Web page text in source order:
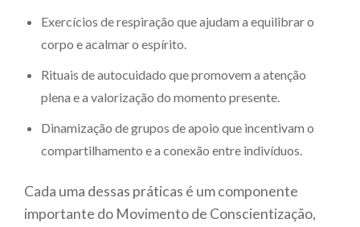
Exercícios de respiração que ajudam a equilibrar o
corpo e acalmar o espírito.
Rituais de autocuidado que promovem a atenção
plena e a valorização do momento presente.
Dinamização de grupos de apoio que incentivam o
compartilhamento e a conexão entre indivíduos.
Cada uma dessas práticas é um componente
importante do Movimento de Conscientização,